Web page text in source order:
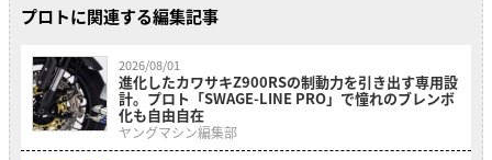
プロトに関連する編集記事
2026/08/01
進化したカワサキZ900RSの制動力を引き出す専用設
計。プロト「SWAGE-LINE PRO」で憧れのブレンボ
化も自由自在
ヤングマシン編集部